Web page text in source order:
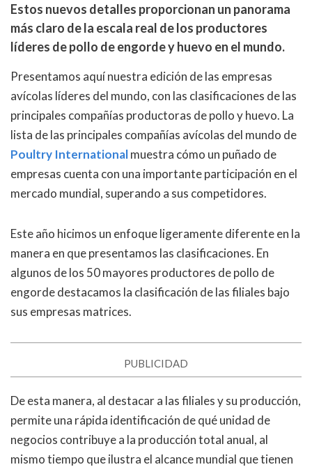
Estos nuevos detalles proporcionan un panorama
más claro de la escala real de los productores
líderes de pollo de engorde y huevo en el mundo.
Presentamos aquí nuestra edición de las empresas
avícolas líderes del mundo, con las clasificaciones de las
principales compañías productoras de pollo y huevo. La
lista de las principales compañías avícolas del mundo de
Poultry Internationalmuestra cómo un puñado de
empresas cuenta con una importante participación en el
mercado mundial, superando a sus competidores.
Este año hicimos un enfoque ligeramente diferente en la
manera en que presentamos las clasificaciones. En
algunos de los 50 mayores productores de pollo de
engorde destacamos la clasificación de las filiales bajo
sus empresas matrices.
PUBLICIDAD
De esta manera, al destacar a las filiales y su producción,
permite una rápida identificación de qué unidad de
negocios contribuye a la producción total anual, al
mismo tiempo que ilustra el alcance mundial que tienen